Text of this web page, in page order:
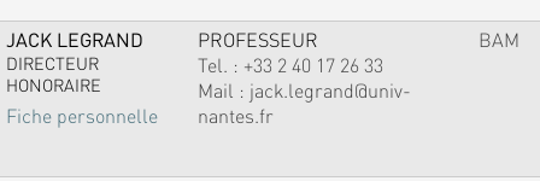
JACK LEGRAND
DIRECTEUR
HONORAIRE
Fiche personnelle
PROFESSEUR
Tel. : +33 2 40 17 26 33
Mail : jack.legrand@univ-
nantes.fr
BAM